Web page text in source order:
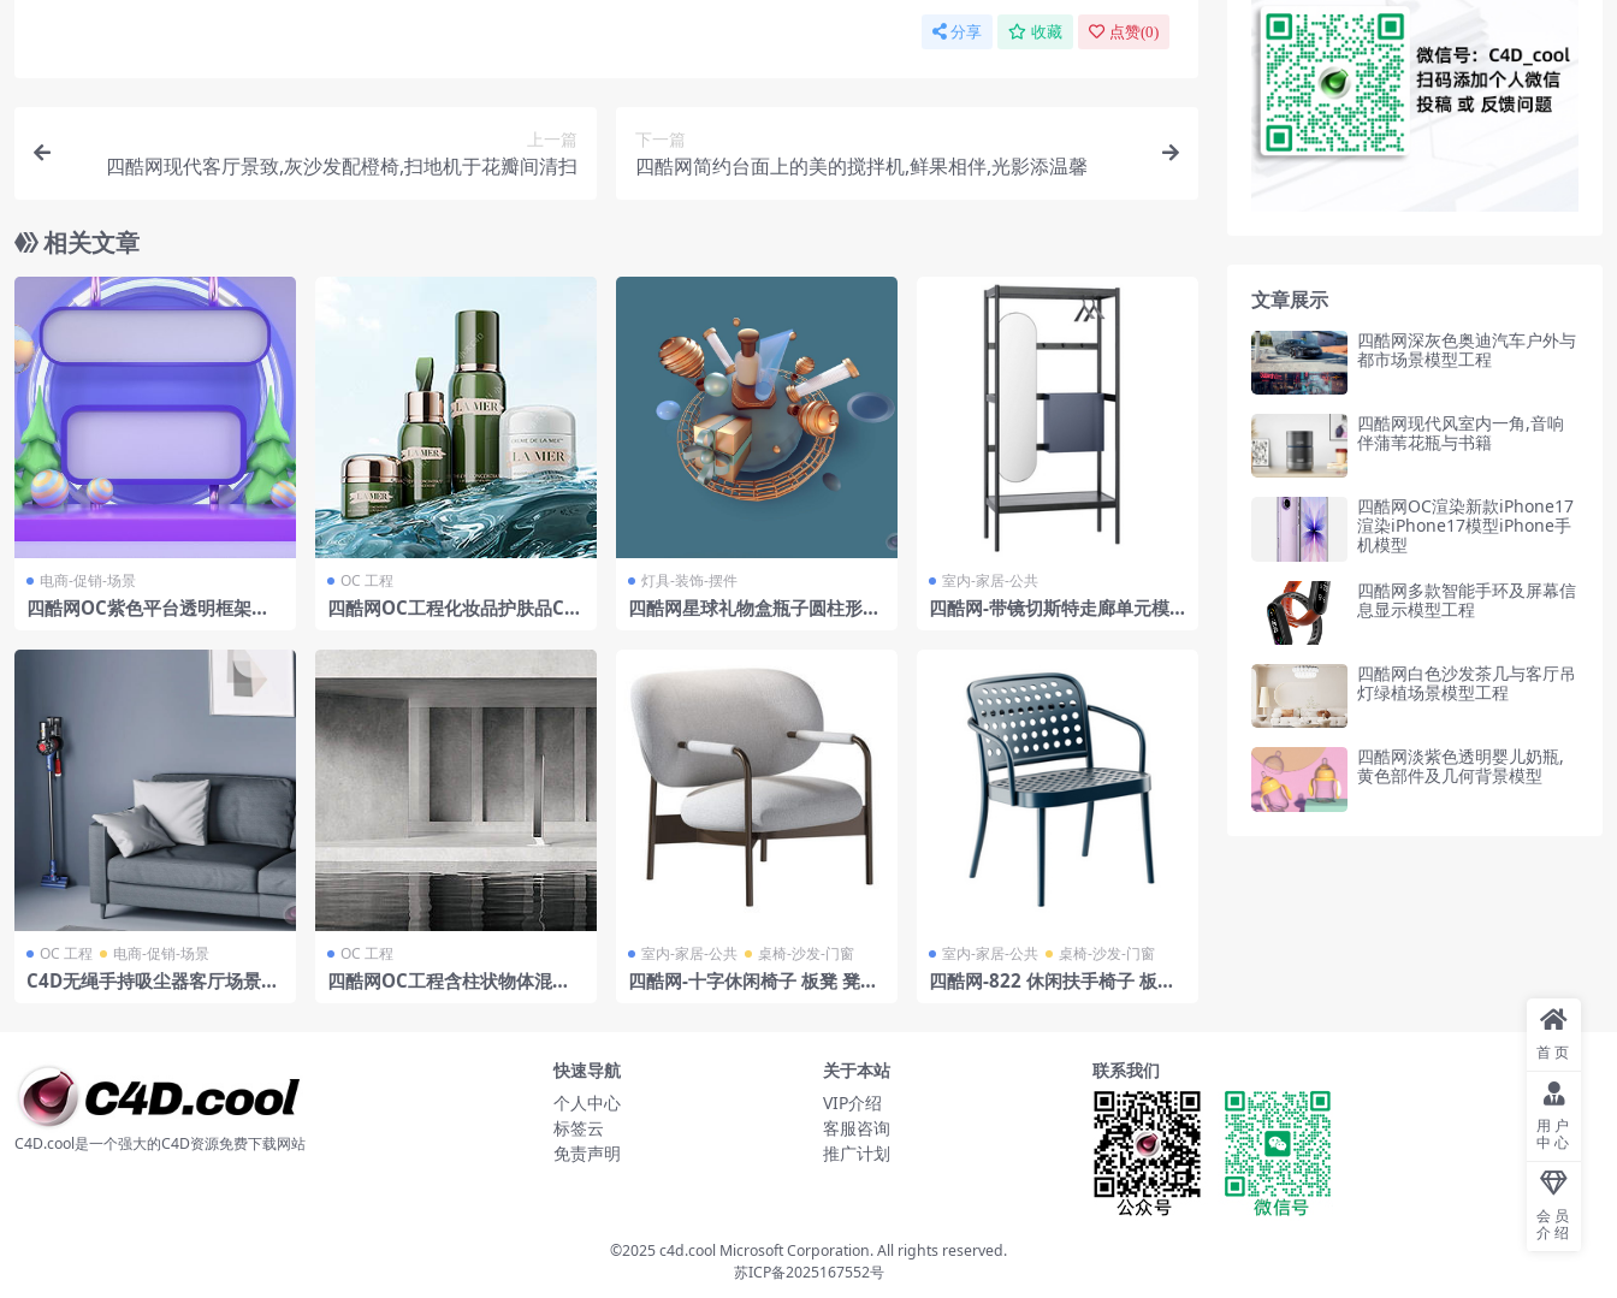
分享 收藏 点赞(0)
上一篇
四酷网现代客厅景致,灰沙发配橙椅,扫地机于花瓣间清扫
下一篇
四酷网简约台面上的美的搅拌机,鲜果相伴,光影添温馨
相关文章
电商-促销-场景
四酷网OC紫色平台透明框架树
OC 工程
四酷网OC工程化妆品护肤品C4
灯具-装饰-摆件
四酷网星球礼物盒瓶子圆柱形物
室内-家居-公共
四酷网-带镜切斯特走廊单元模
OC 工程 电商-促销-场景
C4D无绳手持吸尘器客厅场景模
OC 工程
四酷网OC工程含柱状物体混凝
室内-家居-公共 桌椅-沙发-门窗
四酷网-十字休闲椅子 板凳 凳子
室内-家居-公共 桌椅-沙发-门窗
四酷网-822 休闲扶手椅子 板凳
文章展示
四酷网深灰色奥迪汽车户外与
都市场景模型工程
四酷网现代风室内一角,音响
伴蒲苇花瓶与书籍
四酷网OC渲染新款iPhone17
渲染iPhone17模型iPhone手
机模型
四酷网多款智能手环及屏幕信
息显示模型工程
四酷网白色沙发茶几与客厅吊
灯绿植场景模型工程
四酷网淡紫色透明婴儿奶瓶,
黄色部件及几何背景模型
C4D.cool是一个强大的C4D资源免费下载网站
快速导航
个人中心
标签云
免责声明
关于本站
VIP介绍
客服咨询
推广计划
联系我们
©2025 c4d.cool Microsoft Corporation. All rights reserved.
苏ICP备2025167552号
首页
用户
中心
会员
介绍